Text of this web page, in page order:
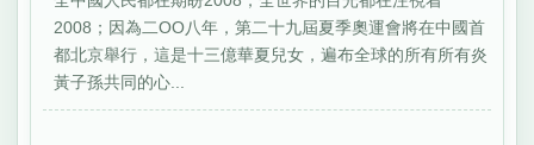
2008；因為二OO八年，第二十九屆夏季奧運會將在中國首
都北京舉行，這是十三億華夏兒女，遍布全球的所有所有炎
黃子孫共同的心...